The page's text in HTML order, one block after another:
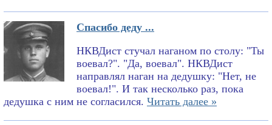
Спасибо деду ...
НКВДист стучал наганом по столу: "Ты
воевал?". "Да, воевал". НКВДист
направлял наган на дедушку: "Нет, не
воевал!". И так несколько раз, пока
дедушка с ним не согласился. Читать далее »